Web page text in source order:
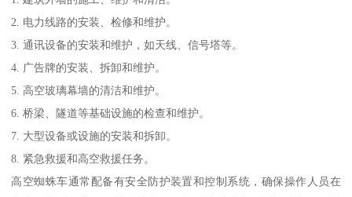
2. 电力线路的安装、检修和维护。
3. 通讯设备的安装和维护，如天线、信号塔等。
4. 广告牌的安装、拆卸和维护。
5. 高空玻璃幕墙的清洁和维护。
6. 桥梁、隧道等基础设施的检查和维护。
7. 大型设备或设施的安装和拆卸。
8. 紧急救援和高空救援任务。
高空蜘蛛车通常配备有安全防护装置和控制系统，确保操作人员在